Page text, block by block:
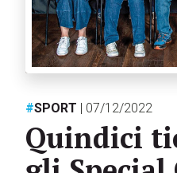
#SPORT | 07/12/2022
Quindici